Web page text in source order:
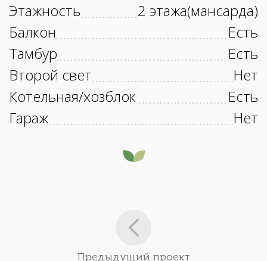
Этажность
2 этажа(мансарда)
Балкон
Есть
Тамбур
Есть
Второй свет
Нет
Котельная/хозблок
Есть
Гараж
Нет
Предыдущий проект